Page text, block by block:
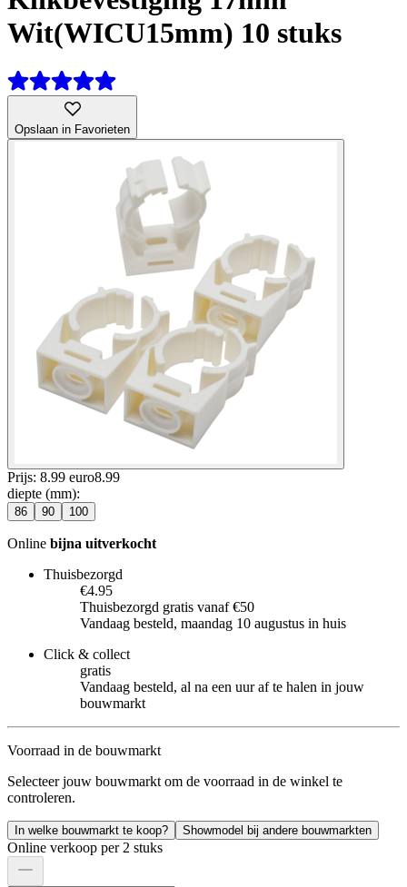
Wit(WICU15mm) 10 stuks
Opslaan in Favorieten
Prijs: 8.99 euro8.99
diepte (mm):
86 90 100
Online bijna uitverkocht
Thuisbezorgd
€4.95
Thuisbezorgd gratis vanaf €50
Vandaag besteld, maandag 10 augustus in huis
Click & collect
gratis
Vandaag besteld, al na een uur af te halen in jouw
bouwmarkt
Voorraad in de bouwmarkt
Selecteer jouw bouwmarkt om de voorraad in de winkel te
controleren.
In welke bouwmarkt te koop? Showmodel bij andere bouwmarkten
Online verkoop per 2 stuks